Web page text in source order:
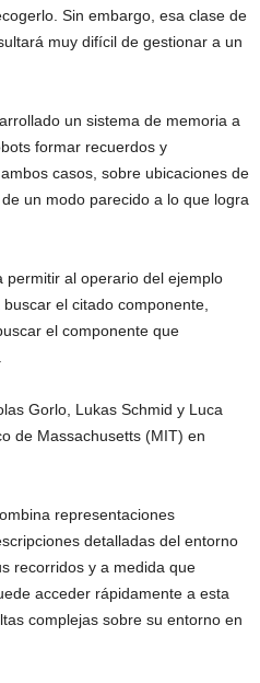
Sin embargo, esa clase de
muy difícil de gestionar a un
un sistema de memoria a
formar recuerdos y
casos, sobre ubicaciones de
un modo parecido a lo que logra
permitir al operario del ejemplo
el citado componente,
el componente que
Gorlo, Lukas Schmid y Luca
de Massachusetts (MIT) en
representaciones
detalladas del entorno
recorridos y a medida que
acceder rápidamente a esta
complejas sobre su entorno en